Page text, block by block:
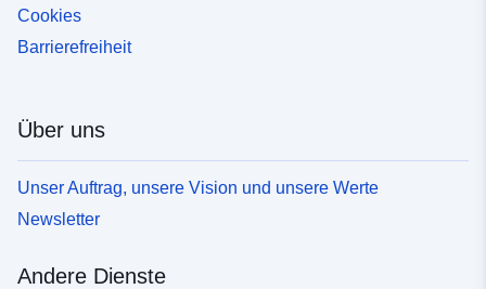
Cookies
Barrierefreiheit
Über uns
Unser Auftrag, unsere Vision und unsere Werte
Newsletter
Andere Dienste